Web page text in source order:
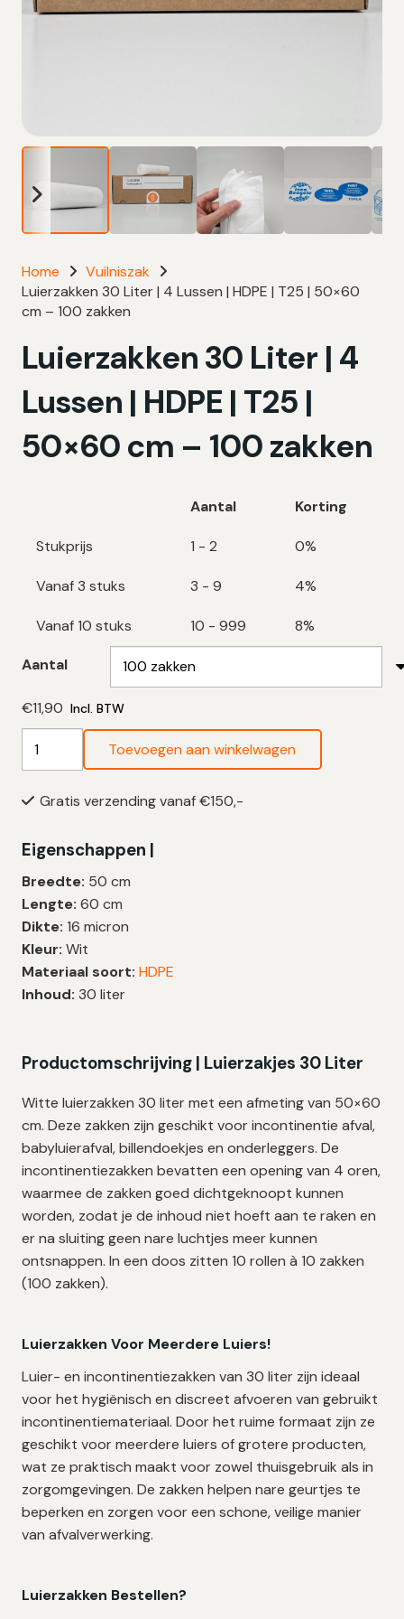
Home
Vuilniszak
Luierzakken 30 Liter | 4 Lussen | HDPE | T25 | 50×60
cm – 100 zakken
Luierzakken 30 Liter | 4
Lussen | HDPE | T25 |
50×60 cm – 100 zakken
Aantal Korting
Stukprijs 1 - 2 0%
Vanaf 3 stuks 3 - 9 4%
Vanaf 10 stuks 10 - 999 8%
Aantal
€11,90 Incl. BTW
Luierzakken
|
Lussen
|
HDPE
|
T25
|
50×60
100
aantal
Toevoegen aan winkelwagen
Gratis verzending vanaf €150,-
Eigenschappen |
Breedte: 50 cm
Lengte: 60 cm
Dikte: 16 micron
Kleur: Wit
Materiaal soort: HDPE
Inhoud: 30 liter
Productomschrijving | Luierzakjes 30 Liter
Witte luierzakken 30 liter met een afmeting van 50×60
cm. Deze zakken zijn geschikt voor incontinentie afval,
babyluierafval, billendoekjes en onderleggers. De
incontinentiezakken bevatten een opening van 4 oren,
waarmee de zakken goed dichtgeknoopt kunnen
worden, zodat je de inhoud niet hoeft aan te raken en
er na sluiting geen nare luchtjes meer kunnen
ontsnappen. In een doos zitten 10 rollen à 10 zakken
(100 zakken).
Luierzakken Voor Meerdere Luiers!
Luier- en incontinentiezakken van 30 liter zijn ideaal
voor het hygiënisch en discreet afvoeren van gebruikt
incontinentiemateriaal. Door het ruime formaat zijn ze
geschikt voor meerdere luiers of grotere producten,
wat ze praktisch maakt voor zowel thuisgebruik als in
zorgomgevingen. De zakken helpen nare geurtjes te
beperken en zorgen voor een schone, veilige manier
van afvalverwerking.
Luierzakken Bestellen?